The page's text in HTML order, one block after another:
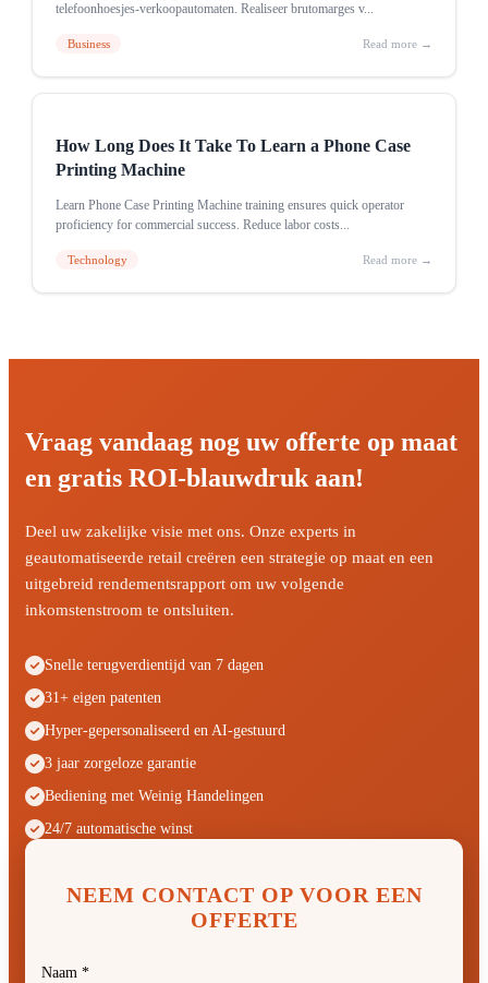
telefoonhoesjes-verkoopautomaten. Realiseer brutomarges v...
Business Read more →
How Long Does It Take To Learn a Phone Case
Printing Machine
Learn Phone Case Printing Machine training ensures quick operator
proficiency for commercial success. Reduce labor costs...
Technology Read more →
Vraag vandaag nog uw offerte op maat
en gratis ROI-blauwdruk aan!
Deel uw zakelijke visie met ons. Onze experts in
geautomatiseerde retail creëren een strategie op maat en een
uitgebreid rendementsrapport om uw volgende
inkomstenstroom te ontsluiten.
Snelle terugverdientijd van 7 dagen
31+ eigen patenten
Hyper-gepersonaliseerd en AI-gestuurd
3 jaar zorgeloze garantie
Bediening met Weinig Handelingen
24/7 automatische winst
NEEM CONTACT OP VOOR EEN
OFFERTE
Naam *